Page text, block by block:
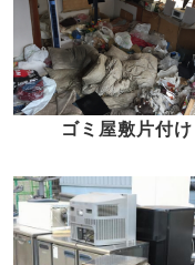
ゴミ屋敷片付け